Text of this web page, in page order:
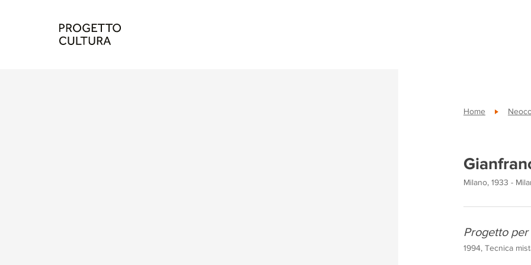
Home
Milano, 1933 -
Progetto
1994, Tecnica